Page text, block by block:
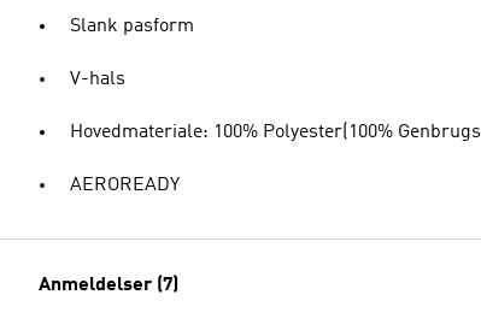
Slank pasform
V-hals
Hovedmateriale: 100% Polyester(100% Genbrugs)
AEROREADY
Anmeldelser (7)